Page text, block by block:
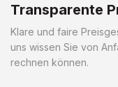
Transparente
Klare und faire
uns wissen Sie von
rechnen können.